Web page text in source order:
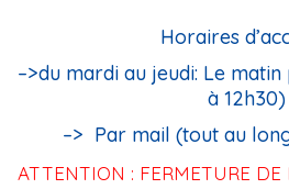
Horaires
–>du mardi au jeudi: Le
à 12h30)
–> Par mail (tout au
ATTENTION : FERMETURE DE